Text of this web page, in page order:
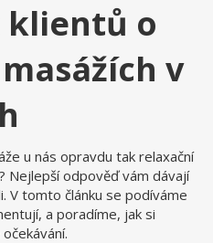
klientů o
v
u nás opravdu tak relaxační
Nejlepší odpověď vám dávají
V tomto článku se podíváme
a poradíme, jak si